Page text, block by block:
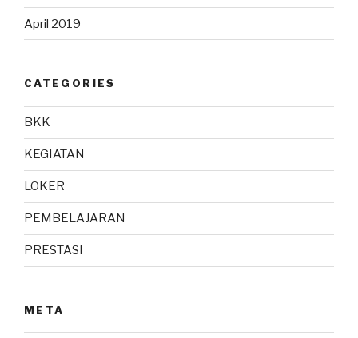
April 2019
CATEGORIES
BKK
KEGIATAN
LOKER
PEMBELAJARAN
PRESTASI
META